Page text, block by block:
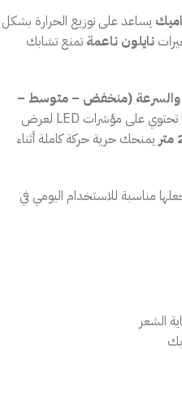
يساعد على توزيع الحرارة بشكل
نايلون ناعمة تمنع تشابك
والسرعة (منخفض – متوسط –
لتناسب جميع أنواع الشعر، كما تحتوي على مؤشرات LED لعرض
يمنحك حرية حركة كاملة أثناء
مناسبة للاستخدام اليومي في
الشعر